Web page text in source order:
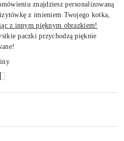
znajdziesz personalizowaną
z imieniem Twojego kotka,
z innym pięknym obrazkiem!
paczki przychodzą pięknie